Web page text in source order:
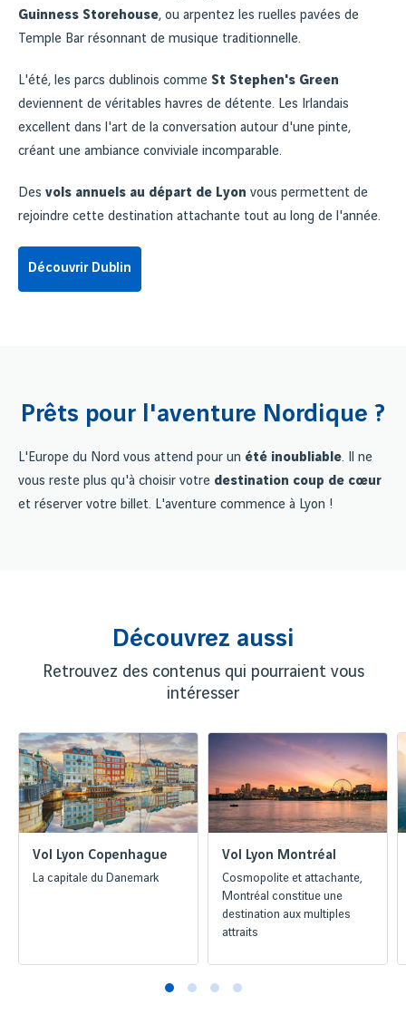
Guinness Storehouse, ou arpentez les ruelles pavées de
Temple Bar résonnant de musique traditionnelle.
L'été, les parcs dublinois comme St Stephen's Green
deviennent de véritables havres de détente. Les Irlandais
excellent dans l'art de la conversation autour d'une pinte,
créant une ambiance conviviale incomparable.
Des vols annuels au départ de Lyon vous permettent de
rejoindre cette destination attachante tout au long de l'année.
Découvrir Dublin
Prêts pour l'aventure Nordique ?
L'Europe du Nord vous attend pour un été inoubliable. Il ne
vous reste plus qu'à choisir votre destination coup de cœur
et réserver votre billet. L'aventure commence à Lyon !
Découvrez aussi
Retrouvez des contenus qui pourraient vous
intéresser
Vol Lyon Copenhague
La capitale du Danemark
Vol Lyon Montréal
Cosmopolite et attachante,
Montréal constitue une
destination aux multiples
attraits